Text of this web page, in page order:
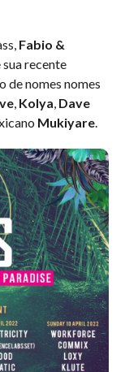
Fabio &
sua recente
de nomes nomes
, Kolya, Dave
Mukiyare.